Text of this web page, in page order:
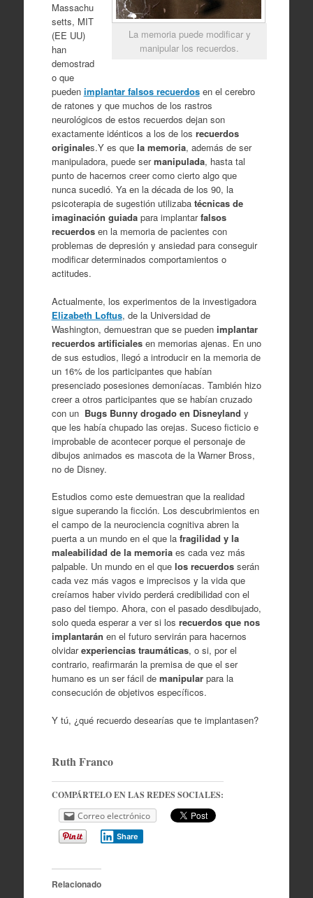
La memoria puede modificar y
manipular los recuerdos.
Massachu
setts, MIT
(EE UU)
han
demostrad
o que
pueden implantar falsos recuerdosen el cerebro
de ratones y que muchos de los rastros
neurológicos de estos recuerdos dejan son
exactamente idénticos a los de los recuerdos
originales.Y es que la memoria, además de ser
manipuladora, puede sermanipulada, hasta tal
punto de hacernos creer como cierto algo que
nunca sucedió. Ya en la década de los 90, la
psicoterapia de sugestión utilizaba técnicas de
imaginación guiadapara implantarfalsos
recuerdosen la memoria de pacientes con
problemas de depresión y ansiedad para conseguir
modificar determinados comportamientos o
actitudes.
Actualmente, los experimentos de la investigadora
Elizabeth Loftus, de la Universidad de
Washington, demuestran que se pueden implantar
recuerdos artificialesen memorias ajenas. En uno
de sus estudios, llegó a introducir en la memoria de
un 16% de los participantes que habían
presenciado posesiones demoníacas. También hizo
creer a otros participantes que se habían cruzado
con un Bugs Bunny drogado en Disneyland y
que les había chupado las orejas. Suceso ficticio e
improbable de acontecer porque el personaje de
dibujos animados es mascota de la Warner Bross,
no de Disney.
Estudios como este demuestran que la realidad
sigue superando la ficción. Los descubrimientos en
el campo de la neurociencia cognitiva abren la
puerta a un mundo en el que la fragilidad y la
maleabilidad de la memoriaes cada vez más
palpable. Un mundo en el que los recuerdosserán
cada vez más vagos e imprecisos y la vida que
creíamos haber vivido perderá credibilidad con el
paso del tiempo. Ahora, con el pasado desdibujado,
solo queda esperar a ver si los recuerdos que nos
implantarán en el futuro servirán para hacernos
olvidarexperiencias traumáticas, o si, por el
contrario, reafirmarán la premisa de que el ser
humano es un ser fácil de manipularpara la
consecución de objetivos específicos.
Y tú, ¿qué recuerdo desearías que te implantasen?
Ruth Franco
COMPÁRTELO EN LAS REDES SOCIALES:
Correo electrónico
Share
Relacionado